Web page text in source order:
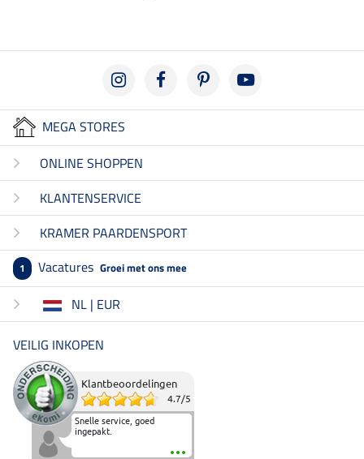
MEGA STORES
ONLINE SHOPPEN
KLANTENSERVICE
KRAMER PAARDENSPORT
1 Vacatures Groei met ons mee
NL | EUR
VEILIG INKOPEN
Klantbeoordelingen
4.7/5
Snelle service, goed
ingepakt.